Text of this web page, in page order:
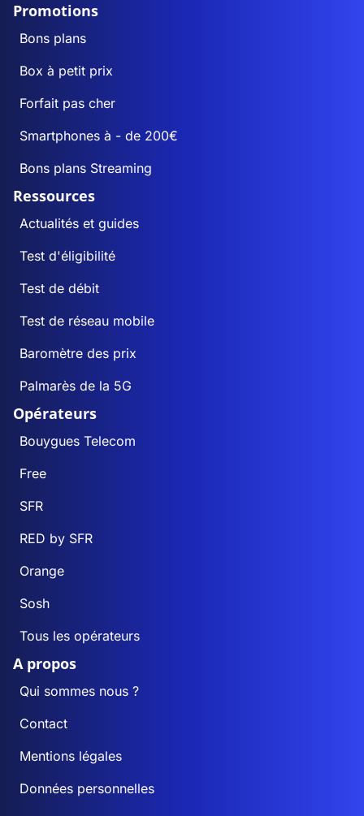
Promotions
Bons plans
Box à petit prix
Forfait pas cher
Smartphones à - de 200€
Bons plans Streaming
Ressources
Actualités et guides
Test d'éligibilité
Test de débit
Test de réseau mobile
Baromètre des prix
Palmarès de la 5G
Opérateurs
Bouygues Telecom
Free
SFR
RED by SFR
Orange
Sosh
Tous les opérateurs
A propos
Qui sommes nous ?
Contact
Mentions légales
Données personnelles